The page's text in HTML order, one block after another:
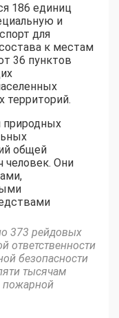
186 единиц
и
для
к местам
36 пунктов
территорий.
природных
общей
человек. Они
373 рейдовых
ответственности
безопасности
тысячам
пожарной